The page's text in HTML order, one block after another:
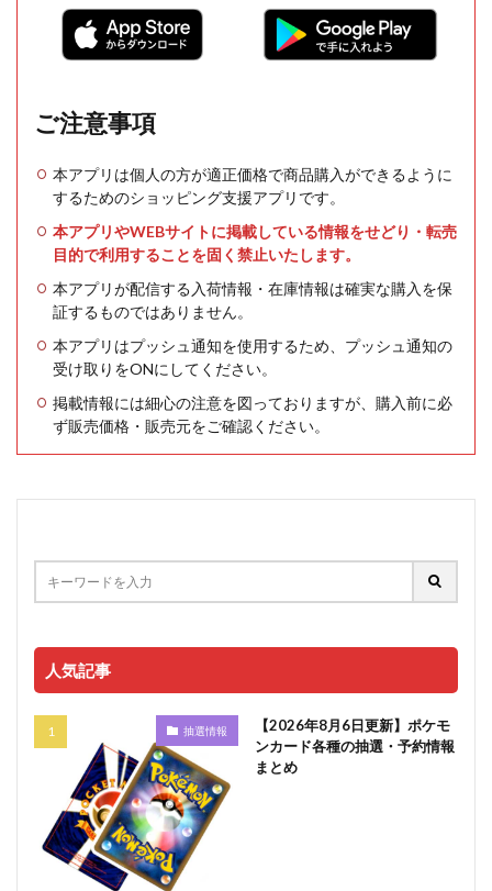
ご注意事項
本アプリは個人の方が適正価格で商品購入ができるように
するためのショッピング支援アプリです。
本アプリやWEBサイトに掲載している情報をせどり・転売
目的で利用することを固く禁止いたします。
本アプリが配信する入荷情報・在庫情報は確実な購入を保
証するものではありません。
本アプリはプッシュ通知を使用するため、プッシュ通知の
受け取りをONにしてください。
掲載情報には細心の注意を図っておりますが、購入前に必
ず販売価格・販売元をご確認ください。
人気記事
抽選情報
【2026年8月6日更新】ポケモ
ンカード各種の抽選・予約情報
まとめ